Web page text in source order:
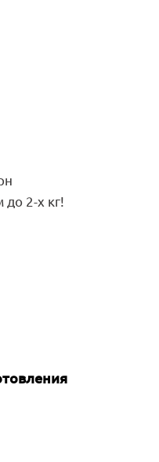
2-х кг!